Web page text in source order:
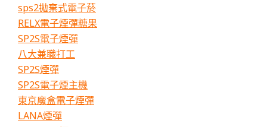
sps2拋棄式電子菸
RELX電子煙彈糖果
SP2S電子煙彈
八大兼職打工
SP2S煙彈
SP2S電子煙主機
東京魔盒電子煙彈
LANA煙彈